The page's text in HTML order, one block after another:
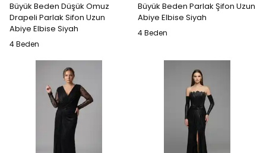
Büyük Beden Düşük Omuz
Drapeli Parlak Sifon Uzun
Abiye Elbise Siyah
4 Beden
Büyük Beden Parlak Şifon Uzun
Abiye Elbise Siyah
4 Beden